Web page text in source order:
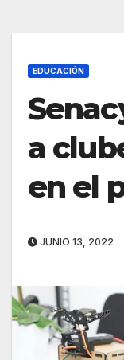
EDUCACIÓN
a
en el
JUNIO 13, 2022